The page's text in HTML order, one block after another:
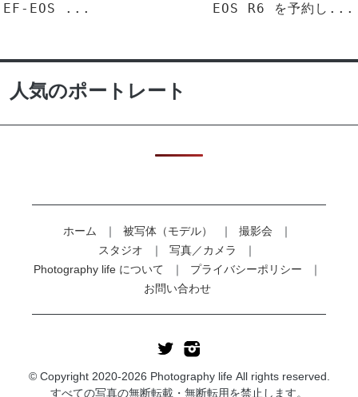
EF-EOS ...
EOS R6 を予約し...
人気のポートレート
ホーム 被写体（モデル）
撮影会
スタジオ
写真／カメラ
Photography life について
プライバシーポリシー
お問い合わせ
© Copyright 2020-2026 Photography life All rights reserved.
すべての写真の無断転載・無断転用を禁止します。